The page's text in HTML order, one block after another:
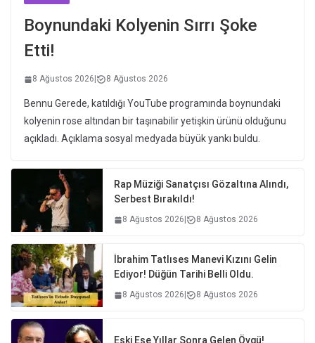
Boynundaki Kolyenin Sırrı Şoke
Etti!
8 Ağustos 2026 8 Ağustos 2026
Bennu Gerede, katıldığı YouTube programında boynundaki
kolyenin rose altından bir taşınabilir yetişkin ürünü olduğunu
açıkladı. Açıklama sosyal medyada büyük yankı buldu.
Rap Müziği Sanatçısı Gözaltına Alındı,
Serbest Bırakıldı!
8 Ağustos 2026 8 Ağustos 2026
İbrahim Tatlıses Manevi Kızını Gelin
Ediyor! Düğün Tarihi Belli Oldu.
8 Ağustos 2026 8 Ağustos 2026
Eski Eşe Yıllar Sonra Gelen Övgü!